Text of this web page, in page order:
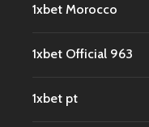
1xbet Morocco
1xbet Official 963
1xbet pt